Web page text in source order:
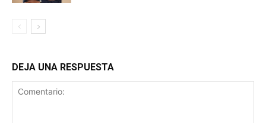
DEJA UNA RESPUESTA